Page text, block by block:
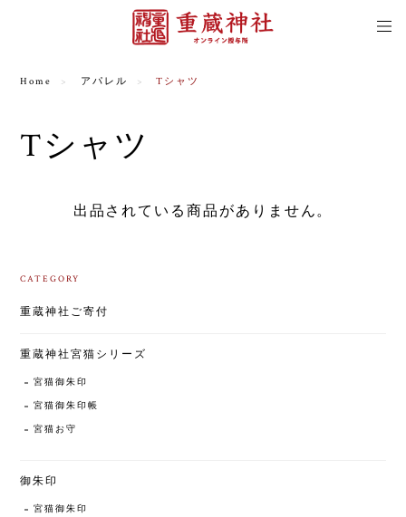
Home アパレル Tシャツ
Tシャツ
出品されている商品がありません。
CATEGORY
重蔵神社ご寄付
重蔵神社宮猫シリーズ
宮猫御朱印
宮猫御朱印帳
宮猫お守
御朱印
宮猫御朱印